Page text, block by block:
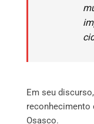
Em seu
reconhecimento
Osasco.